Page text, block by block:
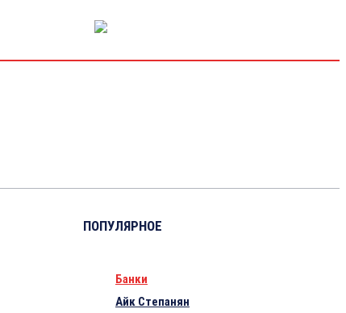
ПОПУЛЯРНОЕ
Банки
Айк Степанян